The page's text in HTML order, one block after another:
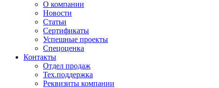
О компании
Новости
Статьи
Сертификаты
Успешные проекты
Спецоценка
Контакты
Отдел продаж
Тех.поддержка
Реквизиты компании